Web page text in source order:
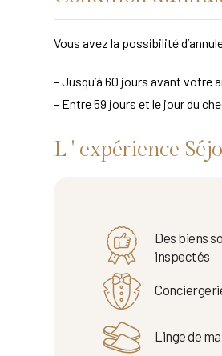
Vous avez la possibilité
– Jusqu’à 60 jours avant
– Entre 59 jours et le jour du
L ' expérience
Des biens
inspectés
Linge de